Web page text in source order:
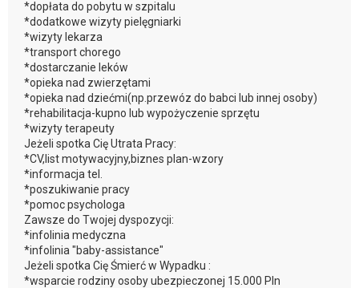
*dopłata do pobytu w szpitalu
*dodatkowe wizyty pielęgniarki
*wizyty lekarza
*transport chorego
*dostarczanie leków
*opieka nad zwierzętami
*opieka nad dziećmi(np.przewóz do babci lub innej osoby)
*rehabilitacja-kupno lub wypożyczenie sprzętu
*wizyty terapeuty
Jeżeli spotka Cię Utrata Pracy:
*CV,list motywacyjny,biznes plan-wzory
*informacja tel.
*poszukiwanie pracy
*pomoc psychologa
Zawsze do Twojej dyspozycji:
*infolinia medyczna
*infolinia "baby-assistance"
Jeżeli spotka Cię Śmierć w Wypadku :
*wsparcie rodziny osoby ubezpieczonej 15.000 Pln